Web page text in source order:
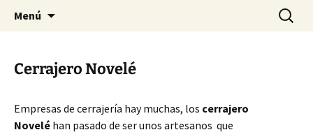
Cerrajeros Valencia – 628 360
733
Menú Buscar:
Cerrajero Novelé
Empresas de cerrajería hay muchas, los cerrajero
Novelé han pasado de ser unos artesanos que